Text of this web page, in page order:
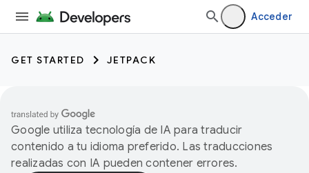
Acceder
GET STARTED JETPACK
Google utiliza tecnología de IA para traducir
contenido a tu idioma preferido. Las traducciones
realizadas con IA pueden contener errores.